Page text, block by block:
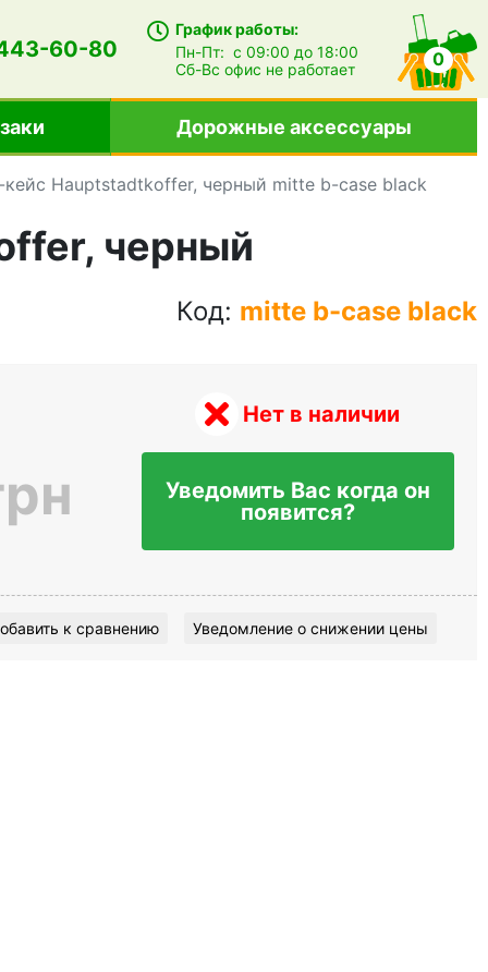
60-80
График работы:
Пн-Пт:с 09:00 до 18:00
Сб-Всофис не работает 0
Дорожные аксессуары
Hauptstadtkoffer, черный mitte b-case black
черный
Код: mitte b-case black
Нет в наличии
Уведомить Вас когда он
появится?
к сравнению Уведомление о снижении цены